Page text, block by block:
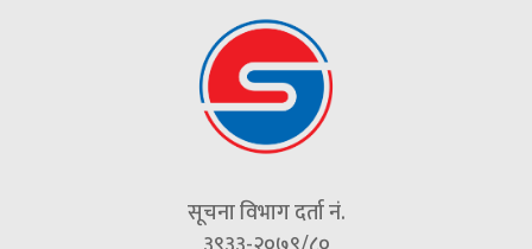
सूचना विभाग दर्ता नं.